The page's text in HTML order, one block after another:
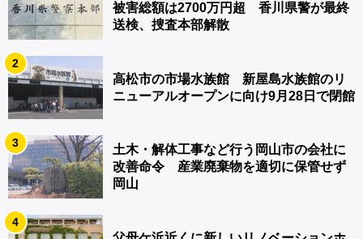
被害総額は2700万円超 香川県警が最終
送検、捜査本部解散
2
高松市の市場水族館 新屋島水族館のリ
ニューアルオープンに向け9月28日で閉館
3
土木・解体工事など行う岡山市の会社に
改善命令 産業廃棄物を適切に保管せず
岡山
4